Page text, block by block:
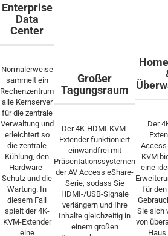
Enterprise
Data
Center
Normalerweise
sammelt ein
Rechenzentrum
alle Kernserver
für die zentrale
Verwaltung und
erleichtert so
die zentrale
Kühlung, den
Hardware-
Schutz und die
Wartung. In
diesem Fall
spielt der 4K-
KVM-Extender
eine
Großer
Tagungsraum
Der 4K-HDMI-KVM-
Extender funktioniert
einwandfrei mit
Präsentationssystemen
der AV Access eShare-
Serie, sodass Sie
HDMI-/USB-Signale
verlängern und Ihre
Inhalte gleichzeitig in
einem großen
Der
Access
KVM
eine
für
Sie sich
von
Haus